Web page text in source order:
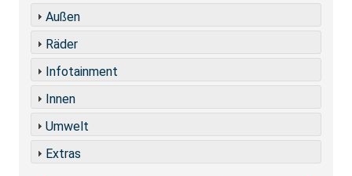
Außen
Räder
Infotainment
Innen
Umwelt
Extras